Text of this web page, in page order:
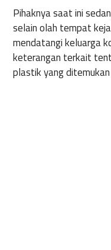
Pihaknya saat ini
selain olah tempat
mendatangi keluarga
keterangan terkait
plastik yang